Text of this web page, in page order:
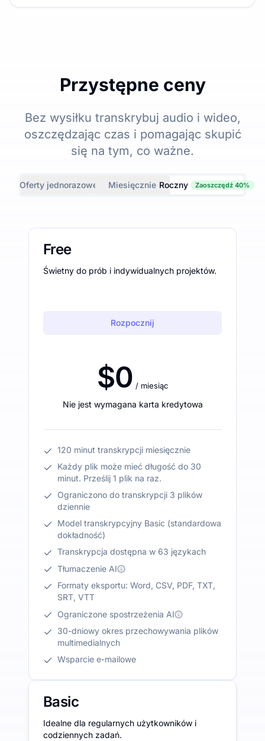
Przystępne ceny
Bez wysiłku transkrybuj audio i wideo,
oszczędzając czas i pomagając skupić
się na tym, co ważne.
Oferty jednorazowe Miesięcznie Roczny Zaoszczędź 40%
Free
Świetny do prób i indywidualnych projektów.
Rozpocznij
$0 / miesiąc
Nie jest wymagana karta kredytowa
120 minut transkrypcji miesięcznie
Każdy plik może mieć długość do 30
minut. Prześlij 1 plik na raz.
Ograniczono do transkrypcji 3 plików
dziennie
Model transkrypcyjny Basic (standardowa
dokładność)
Transkrypcja dostępna w 63 językach
Tłumaczenie AI
Formaty eksportu: Word, CSV, PDF, TXT,
SRT, VTT
Ograniczone spostrzeżenia AI
30-dniowy okres przechowywania plików
multimedialnych
Wsparcie e-mailowe
Basic
Idealne dla regularnych użytkowników i
codziennych zadań.